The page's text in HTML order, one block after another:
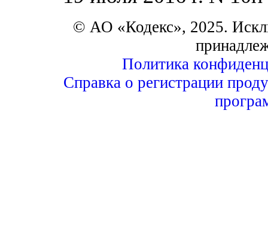
© АО «Кодекс», 2025.
Политика
Справка о регистрации